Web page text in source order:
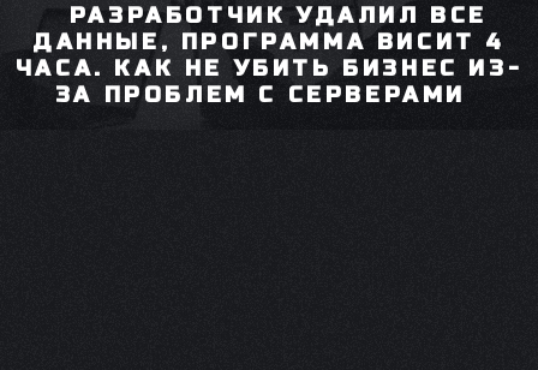
РАЗРАБОТЧИК УДАЛИЛ ВСЕ
ДАННЫЕ, ПРОГРАММА ВИСИТ 4
ЧАСА. КАК НЕ УБИТЬ БИЗНЕС ИЗ-
ЗА ПРОБЛЕМ С СЕРВЕРАМИ